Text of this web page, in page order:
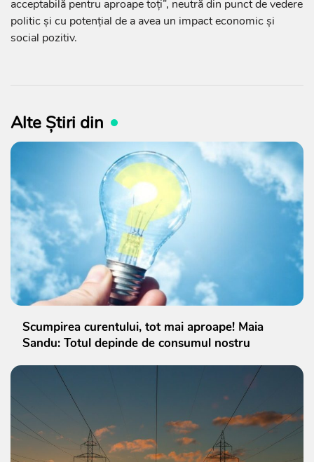
acceptabilă pentru aproape toți”, neutră din punct de vedere
politic și cu potențial de a avea un impact economic și
social pozitiv.
Alte Știri din
Scumpirea curentului, tot mai aproape! Maia
Sandu: Totul depinde de consumul nostru